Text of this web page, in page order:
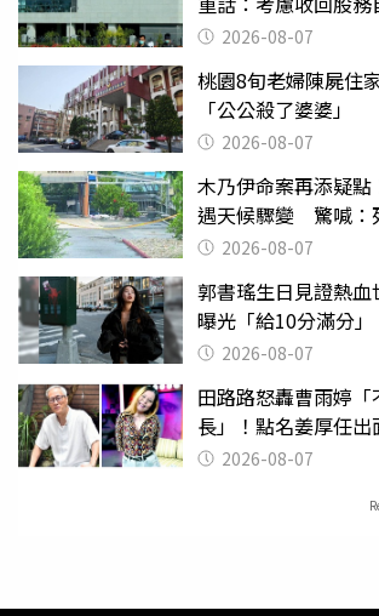
2026-08-07
桃園8旬老婦陳屍
「公公殺了婆婆」
2026-08-07
木乃伊命案再添疑
遇天候驟變 驚喊：
2026-08-07
郭書瑤生日見證熱
曝光「給10分滿分」
2026-08-07
田路路怒轟曹雨婷
長」！點名姜厚任
應了2026-08-07